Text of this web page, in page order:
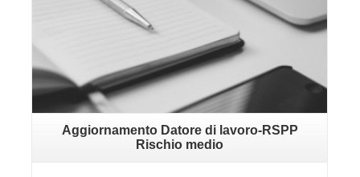
Aggiornamento Datore di lavoro-RSPP
Rischio medio